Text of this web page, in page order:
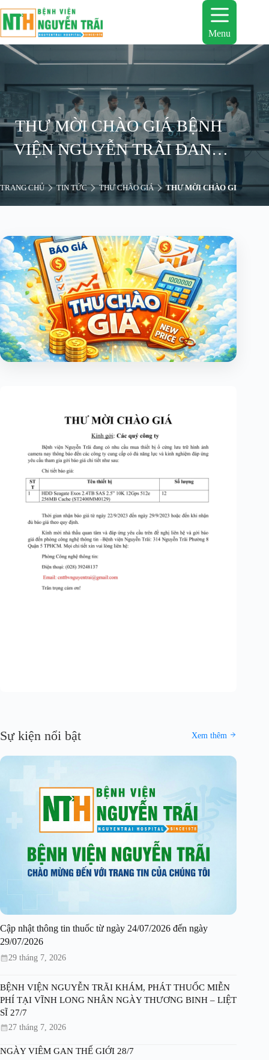
đến
phần
nội
dung
Menu
THƯ MỜI CHÀO GIÁ BỆNH
VIỆN NGUYỄN TRÃI ĐANG
CÓ NHU CẦU MUA THIẾT BỊ Ổ
CỨNG LƯU TRỮ HÌNH ẢNH
TRANG CHỦ TIN TỨC THƯ CHÀO GIÁ THƯ MỜI CHÀO GIÁ BỆNH
Sự kiện nổi bật Xem thêm
Cập nhật thông tin thuốc từ ngày 24/07/2026 đến ngày
29/07/2026
29 tháng 7, 2026
BỆNH VIỆN NGUYỄN TRÃI KHÁM, PHÁT THUỐC MIỄN
PHÍ TẠI VĨNH LONG NHÂN NGÀY THƯƠNG BINH – LIỆT
SĨ 27/7
27 tháng 7, 2026
NGÀY VIÊM GAN THẾ GIỚI 28/7